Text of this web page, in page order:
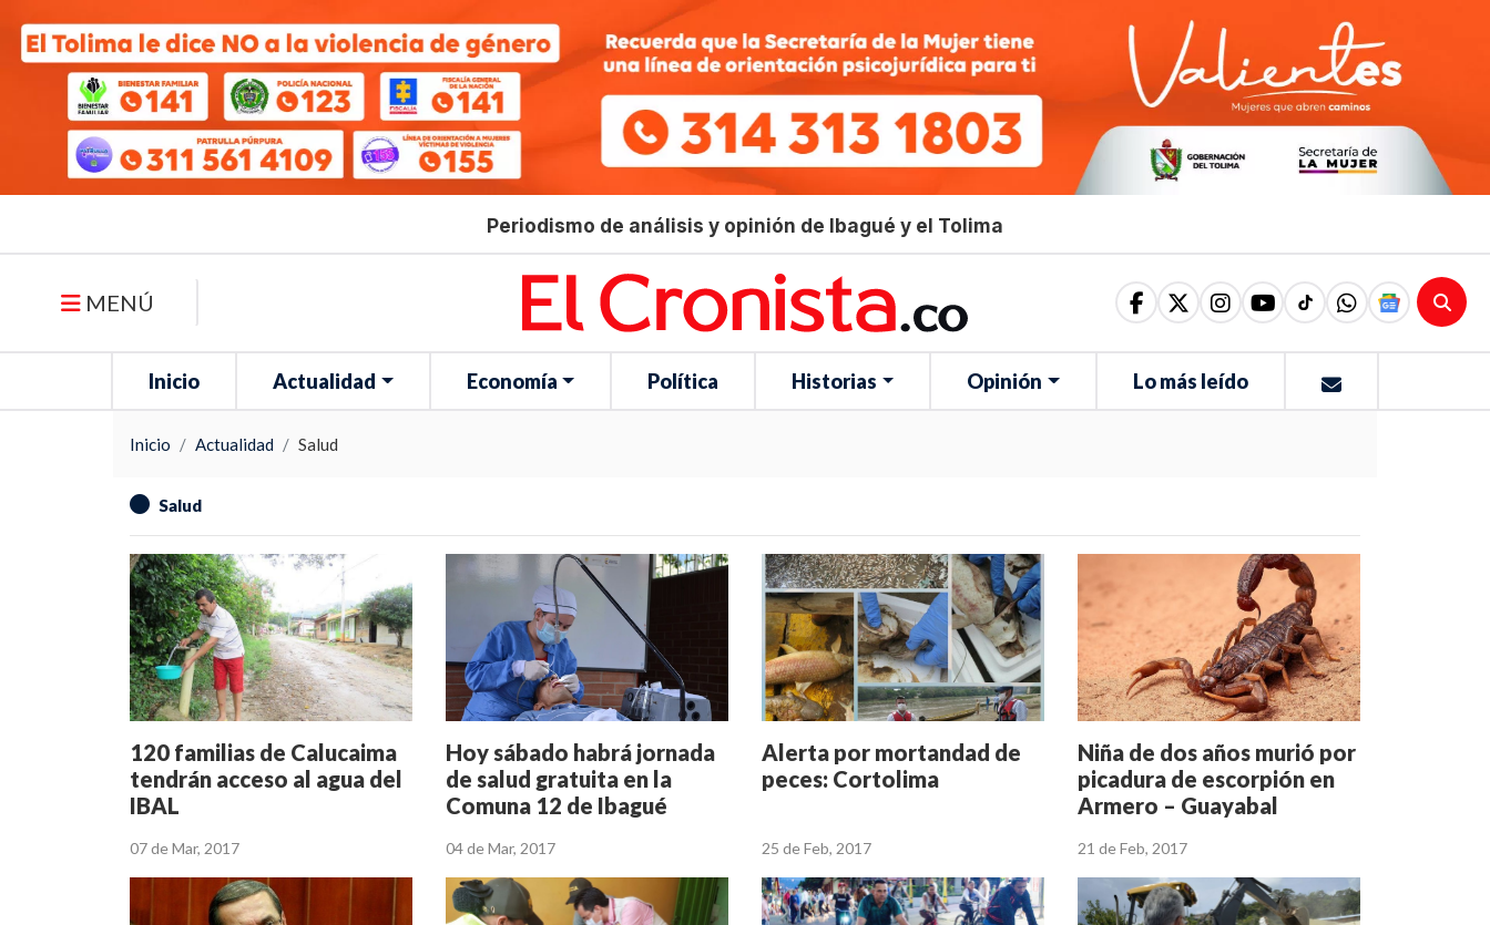
Periodismo de análisis y opinión de Ibagué y el Tolima
MENÚ
Inicio Actualidad Economía Política Historias Opinión Lo más leído
Inicio Actualidad Salud
Salud
120 familias de Calucaima
tendrán acceso al agua del
IBAL
07 de Mar, 2017
Hoy sábado habrá jornada
de salud gratuita en la
Comuna 12 de Ibagué
04 de Mar, 2017
Alerta por mortandad de
peces: Cortolima
25 de Feb, 2017
Niña de dos años murió por
picadura de escorpión en
Armero – Guayabal
21 de Feb, 2017